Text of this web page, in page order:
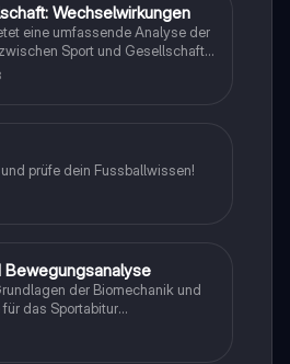
Wechselwirkungen
eine umfassende Analyse der
Sport und Gesellschaft,
Bewegungslehre, Doping,
gesellschaftliche
und die
sozialen Implikationen des
prüfe dein Fussballwissen!
Bewegungsanalyse
der Biomechanik und
das Sportabitur
Dieser Lernzettel behandelt die
Schnabel und Göhner,